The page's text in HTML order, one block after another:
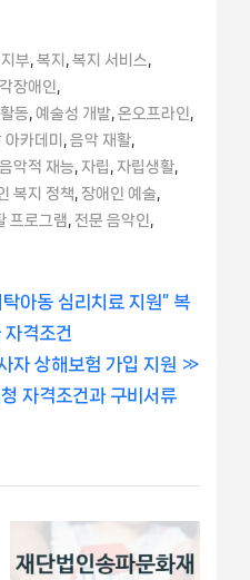
부 ,복지 ,복지 서비스
장애인
동 예술성 개발 온오프라인
아카데미 음악 재활
음악적 재능 자립 자립생활
복지 정책 장애인 예술
프로그램 전문 음악인
아동 심리치료 지원” 복
격조건
자 상해보험 가입 지원
자격조건과 구비서류